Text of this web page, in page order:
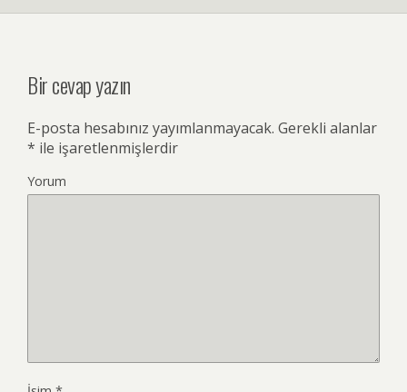
Bir cevap yazın
E-posta hesabınız yayımlanmayacak. Gerekli alanlar
* ile işaretlenmişlerdir
Yorum